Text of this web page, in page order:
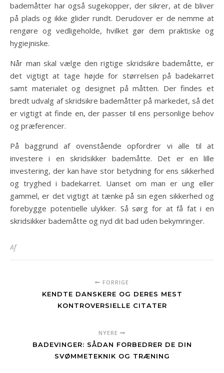
bademåtter har også sugekopper, der sikrer, at de bliver
på plads og ikke glider rundt. Derudover er de nemme at
rengøre og vedligeholde, hvilket gør dem praktiske og
hygiejniske.
Når man skal vælge den rigtige skridsikre bademåtte, er
det vigtigt at tage højde for størrelsen på badekarret
samt materialet og designet på måtten. Der findes et
bredt udvalg af skridsikre bademåtter på markedet, så det
er vigtigt at finde en, der passer til ens personlige behov
og præferencer.
På baggrund af ovenstående opfordrer vi alle til at
investere i en skridsikker bademåtte. Det er en lille
investering, der kan have stor betydning for ens sikkerhed
og tryghed i badekarret. Uanset om man er ung eller
gammel, er det vigtigt at tænke på sin egen sikkerhed og
forebygge potentielle ulykker. Så sørg for at få fat i en
skridsikker bademåtte og nyd dit bad uden bekymringer.
Af
FORRIGE
KENDTE DANSKERE OG DERES MEST
KONTROVERSIELLE CITATER
NYERE
BADEVINGER: SÅDAN FORBEDRER DE DIN
SVØMMETEKNIK OG TRÆNING